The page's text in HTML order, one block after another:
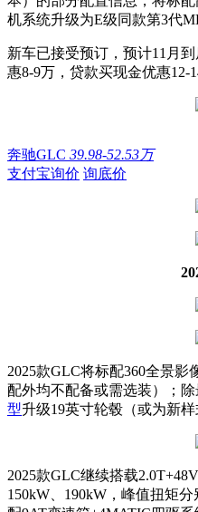
机系统升级为E级同款第3代
新车已接受预订，预计11月
惠8-9万，贷款买现金优惠12-
奔驰GLC 39.98-52.53万
支付宝询价 询底价
2025款GLC将标配360全景
配外均不配备或需选装）；
型升级19英寸轮毂（或为新样
2025款GLC继续搭载
150kW、190kW，峰值扭矩分